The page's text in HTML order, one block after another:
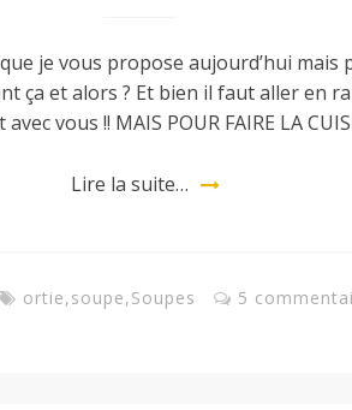
je vous propose aujourd’hui
ça et alors ? Et bien il faut aller en
vous !! MAIS POUR FAIRE LA
Lire la suite…
ortie,soupe,Soupes 5